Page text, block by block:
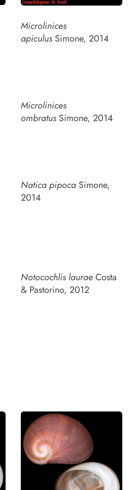
Microlinices
apiculus Simone, 2014
Microlinices
ombratus Simone, 2014
Natica pipoca Simone,
2014
Notocochlis lauraeCosta
& Pastorino, 2012